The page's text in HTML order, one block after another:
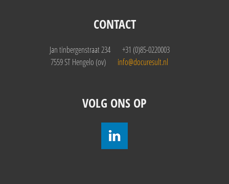
CONTACT
Jan tinbergenstraat 234
+31 (0)85-0220003
7559 ST Hengelo (ov)
info@docuresult.nl
VOLG ONS OP